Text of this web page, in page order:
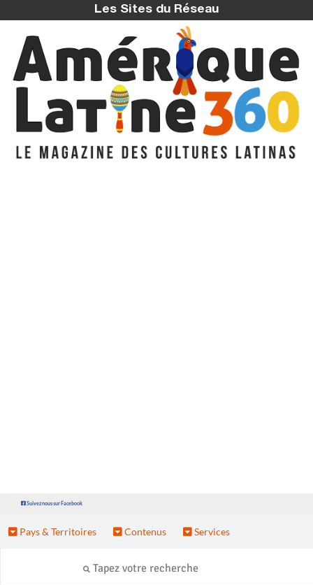
Les Sites du Réseau
Suivez nous sur Facebook
Pays & Territoires Contenus Services